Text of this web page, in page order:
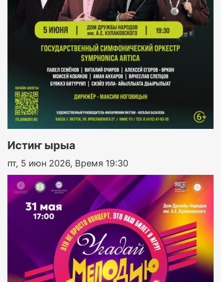
Истиҥ ырыа
пт, 5 июн 2026, Время 19:30